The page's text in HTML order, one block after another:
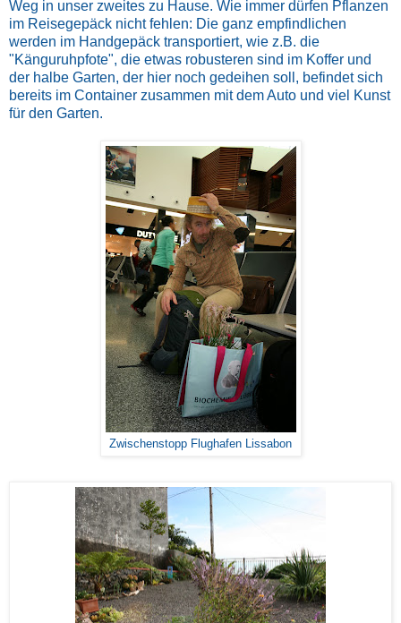
Weg in unser zweites zu Hause. Wie immer dürfen Pflanzen
im Reisegepäck nicht fehlen: Die ganz empfindlichen
werden im Handgepäck transportiert, wie z.B. die
"Känguruhpfote", die etwas robusteren sind im Koffer und
der halbe Garten, der hier noch gedeihen soll, befindet sich
bereits im Container zusammen mit dem Auto und viel Kunst
für den Garten.
Zwischenstopp Flughafen Lissabon